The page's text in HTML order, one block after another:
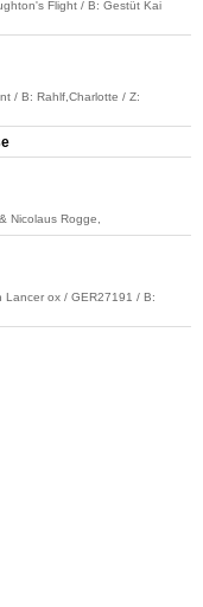
Flight / B: Gestüt Kai
/ B: Rahlf,Charlotte / Z:
Nicolaus Rogge,
Lancer ox / GER27191 / B: